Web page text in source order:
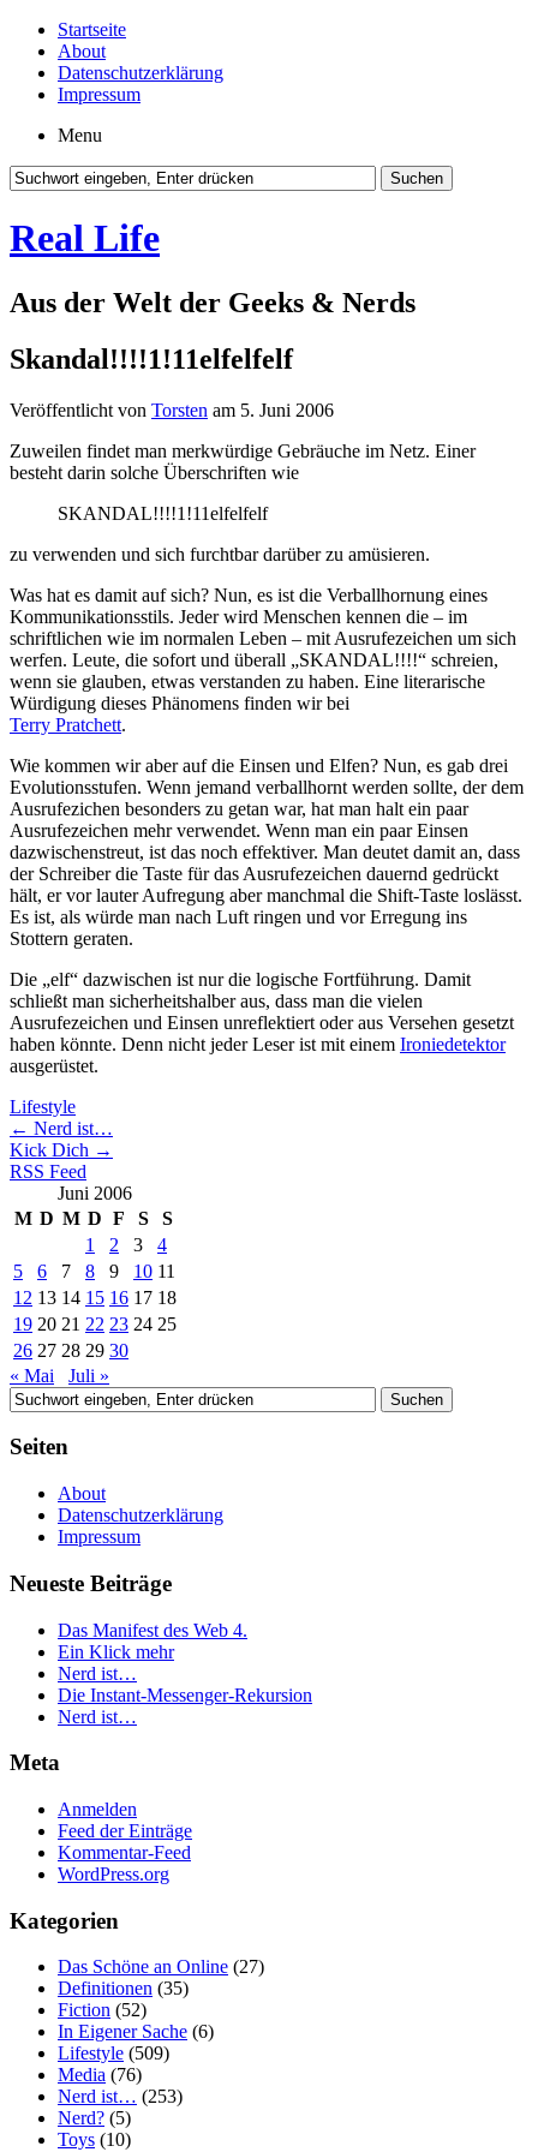
Startseite
About
Datenschutzerklärung
Impressum
Menu
Real Life
Aus der Welt der Geeks & Nerds
Skandal!!!!1!11elfelfelf
Veröffentlicht von Torsten am 5. Juni 2006
Zuweilen findet man merkwürdige Gebräuche im Netz. Einer
besteht darin solche Überschriften wie
SKANDAL!!!!1!11elfelfelf
zu verwenden und sich furchtbar darüber zu amüsieren.
Was hat es damit auf sich? Nun, es ist die Verballhornung eines
Kommunikationsstils. Jeder wird Menschen kennen die – im
schriftlichen wie im normalen Leben – mit Ausrufezeichen um sich
werfen. Leute, die sofort und überall „SKANDAL!!!!“ schreien,
wenn sie glauben, etwas verstanden zu haben. Eine literarische
Würdigung dieses Phänomens finden wir bei
Terry Pratchett.
Wie kommen wir aber auf die Einsen und Elfen? Nun, es gab drei
Evolutionsstufen. Wenn jemand verballhornt werden sollte, der dem
Ausrufezichen besonders zu getan war, hat man halt ein paar
Ausrufezeichen mehr verwendet. Wenn man ein paar Einsen
dazwischenstreut, ist das noch effektiver. Man deutet damit an, dass
der Schreiber die Taste für das Ausrufezeichen dauernd gedrückt
hält, er vor lauter Aufregung aber manchmal die Shift-Taste loslässt.
Es ist, als würde man nach Luft ringen und vor Erregung ins
Stottern geraten.
Die „elf“ dazwischen ist nur die logische Fortführung. Damit
schließt man sicherheitshalber aus, dass man die vielen
Ausrufezeichen und Einsen unreflektiert oder aus Versehen gesetzt
haben könnte. Denn nicht jeder Leser ist mit einem Ironiedetektor
ausgerüstet.
Lifestyle
← Nerd ist…
Kick Dich →
RSS Feed
Juni 2006
M D M D F S
S
1
2 3
4
5
6 7 8 9 10 11
12 13 14 15 16 17 18
19 20 21 22 23 24 25
26 27 28 29 30
« Mai
Juli »
Seiten
About
Datenschutzerklärung
Impressum
Neueste Beiträge
Das Manifest des Web 4.
Ein Klick mehr
Nerd ist…
Die Instant-Messenger-Rekursion
Nerd ist…
Meta
Anmelden
Feed der Einträge
Kommentar-Feed
WordPress.org
Kategorien
Das Schöne an Online (27)
Definitionen (35)
Fiction (52)
In Eigener Sache (6)
Lifestyle (509)
Media (76)
Nerd ist… (253)
Nerd? (5)
Toys (10)